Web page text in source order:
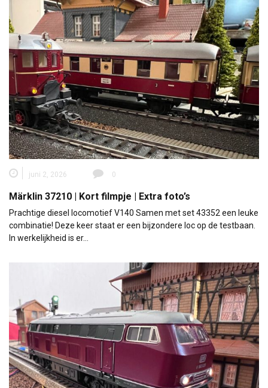
juni 2, 2026 0
Märklin 37210 | Kort filmpje | Extra foto’s
Prachtige diesel locomotief V140 Samen met set 43352 een leuke
combinatie! Deze keer staat er een bijzondere loc op de testbaan.
In werkelijkheid is er…